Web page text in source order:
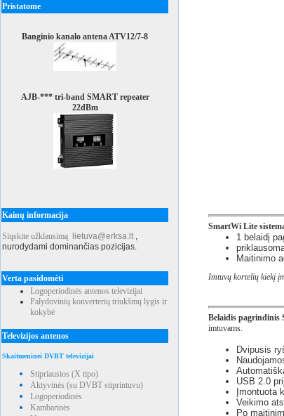
Pristatome
Banginio kanalo antena ATV12/7-8
AJB-*** tri-band SMART repeater
22dBm
Kainų informacija
Siųskite užklausimą lietuva@erksa.lt ,
nurodydami dominančias pozicijas.
Verta pasidomėti
Logoperiodinės antenos televizijai
Palydovinių konverterių triukšmų lygis ir
kokybė
Televizijos antenos
Skaitmeninei DVBT televizijai
Stipriausios (X tipo)
Aktyvinės (su DVBT stiprintuvu)
Logoperiodinės
Kambarinės
SmartWi Lite
1 belaidį
Maitinimo
Imtuvų kortelių kiekį
Belaidis pagrindinis
imtuvams.
Dvipusis
USB 2.0
Įmontuota
Veikimo
Po